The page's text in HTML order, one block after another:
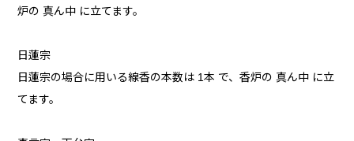
炉の 真ん中 に立てます。
日蓮宗
日蓮宗の場合に用いる線香の本数は 1本 で、香炉の 真ん中 に立
てます。